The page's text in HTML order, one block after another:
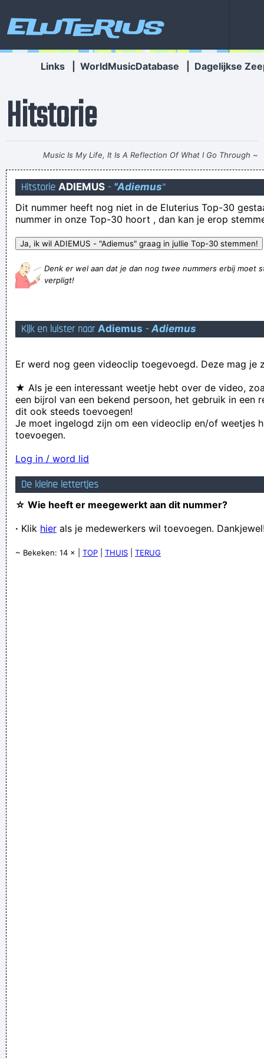
Eluterius
Links WorldMusicDatabase Dagelijkse
Hitstorie
Music Is My Life, It Is A Reflection Of What I Go Through ~
Lenny Kravitz
Maar al spoedig was ik niet meer in staat om religie en
logisch denken nog langer te combineren
een wonder is geschied, de poes is nat en het regent niet
Onno Braaknagel, ontwikkelaar van wikkels en wokkels,
zal live gevlogd worden bij voldoende geïnteresseerden, dus
Inderdaad met een accent, maar ik dag meer aan een Asiaties
Er wordt heden ten dage gesnagd dat het een lieve lust is!
Telkens gebruiken wij hetzelfde merk mayonaise en daar
voegen we pure sambal aan toen
Tatts on a beautiful body look like birdshit on a Ferrari.
KURT!! We moeten weer helemaal vanaf knul beginnen
Heeft gewerkt bij Kon.Marib=ne Gem.Ver.Bedrijf
...en een beetje aarzelend zei ze dan: "Rubberlol!"
Verknoei je tijd op een nuttige manier!
Hitstorie ADIEMUS - "Adiemus"
Dit nummer heeft nog niet in de Eluterius Top-30
nummer in onze Top-30 hoort , dan kan je erop
Denk er wel aan dat je dan nog twee nummers erbij moet
verpligt!
Kijk en luister naar Adiemus -Adiemus
Er werd nog geen videoclip toegevoegd. Deze mag je
★ Als je een interessant weetje hebt over de video,
een bijrol van een bekend persoon, het gebruik in een
dit ook steeds toevoegen!
Je moet ingelogd zijn om een videoclip en/of weetjes
toevoegen.
Log in / word lid
De kleine lettertjes
☆ Wie heeft er meegewerkt aan dit nummer?
· Klik hier als je medewerkers wil toevoegen.
~ Bekeken: 14 × | TOP THUIS TERUG